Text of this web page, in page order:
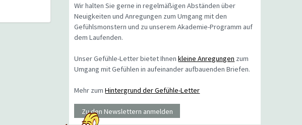
Wir halten Sie gerne in regelmäßigen Abständen über
Neuigkeiten und Anregungen zum Umgang mit den
Gefühlsmonstern und zu unserem Akademie-Programm auf
dem Laufenden.
Unser Gefühle-Letter bietet Ihnenkleine Anregungen zum
Umgang mit Gefühlen in aufeinander aufbauenden Briefen.
Mehr zumHintergrund der Gefühle-Letter
Zu den Newslettern anmelden